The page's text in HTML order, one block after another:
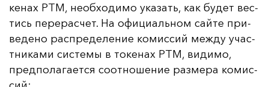
ке­нах PTM, не­об­хо­ди­мо ука­зать, как бу­дет вес­
тись пе­ре­рас­чет. На офи­ци­аль­ном сай­те при­
ве­де­но рас­пре­де­ле­ние ко­мис­сий меж­ду учас­
тни­ка­ми сис­те­мы в то­ке­нах PTM, ви­ди­мо,
пред­по­ла­га­ет­ся со­от­но­ше­ние раз­ме­ра ко­мис­